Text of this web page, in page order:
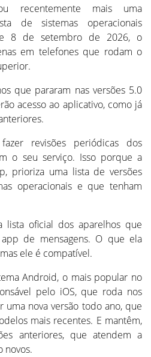
recentemente mais uma
de sistemas operacionais
8 de setembro de 2026, o
em telefones que rodam o
que pararam nas versões 5.0
acesso ao aplicativo, como já
revisões periódicas dos
o seu serviço. Isso porque a
prioriza uma lista de versões
operacionais e que tenham
lista oficial dos aparelhos que
de mensagens. O que ela
ele é compatível.
Android, o mais popular no
pelo iOS, que roda nos
uma nova versão todo ano, que
mais recentes. E mantêm,
anteriores, que atendem a
novos.